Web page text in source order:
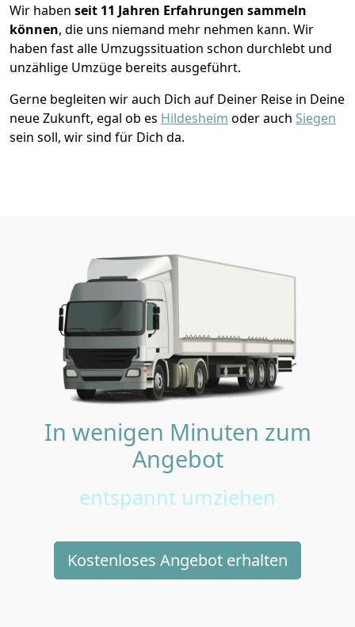
Wir haben seit 11 Jahren Erfahrungen sammeln
können, die uns niemand mehr nehmen kann. Wir
haben fast alle Umzugssituation schon durchlebt und
unzählige Umzüge bereits ausgeführt.
Gerne begleiten wir auch Dich auf Deiner Reise in Deine
neue Zukunft, egal ob es Hildesheim oder auch Siegen
sein soll, wir sind für Dich da.
In wenigen Minuten zum
Angebot
entspannt umziehen
Kostenloses Angebot erhalten